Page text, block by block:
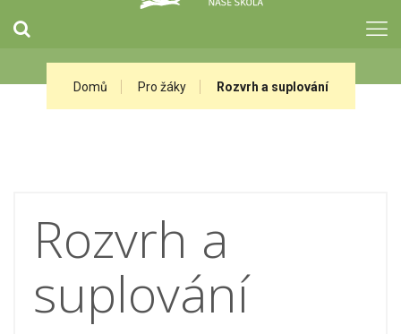
Domů Pro žáky Rozvrh a suplování
Rozvrh a
suplování